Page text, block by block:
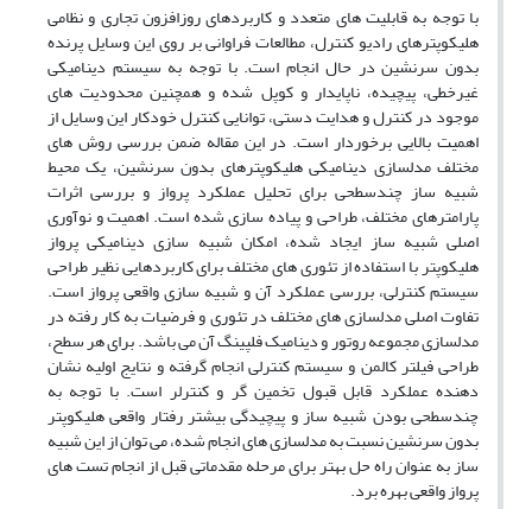
با توجه به قابلیت های متعدد و کاربردهای روزافزون تجاری و نظامی
هلیکوپترهای رادیو کنترل، مطالعات فراوانی بر روی این وسایل پرنده
بدون سرنشین در حال انجام است. با توجه به سیستم دینامیکی
غیرخطی، پیچیده، ناپایدار و کوپل شده و همچنین محدودیت های
موجود در کنترل و هدایت دستی، توانایی کنترل خودکار این وسایل از
اهمیت بالایی برخوردار است. در این مقاله ضمن بررسی روش های
مختلف مدلسازی دینامیکی هلیکوپترهای بدون سرنشین، یک محیط
شبیه ساز چندسطحی برای تحلیل عملکرد پرواز و بررسی اثرات
پارامترهای مختلف، طراحی و پیاده سازی شده است. اهمیت و نوآوری
اصلی شبیه ساز ایجاد شده، امکان شبیه سازی دینامیکی پرواز
هلیکوپتر با استفاده از تئوری های مختلف برای کاربردهایی نظیر طراحی
سیستم کنترلی، بررسی عملکرد آن و شبیه سازی واقعی پرواز است.
تفاوت اصلی مدلسازی های مختلف در تئوری و فرضیات به کار رفته در
مدلسازی مجموعه روتور و دینامیک فلپینگ آن می باشد. برای هر سطح،
طراحی فیلتر کالمن و سیستم کنترلی انجام گرفته و نتایج اولیه نشان
دهنده عملکرد قابل قبول تخمین گر و کنترلر است. با توجه به
چندسطحی بودن شبیه ساز و پیچیدگی بیشتر رفتار واقعی هلیکوپتر
بدون سرنشین نسبت به مدلسازی های انجام شده، می توان از این شبیه
ساز به عنوان راه حل بهتر برای مرحله مقدماتی قبل از انجام تست های
پرواز واقعی بهره برد.